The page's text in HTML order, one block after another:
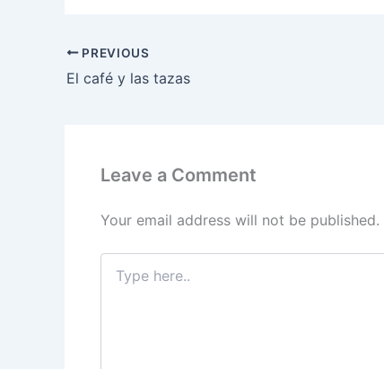
e
b
PREVIOUS
El café y las tazas
Leave a Comment
Your email address will not be published.
Type
here..